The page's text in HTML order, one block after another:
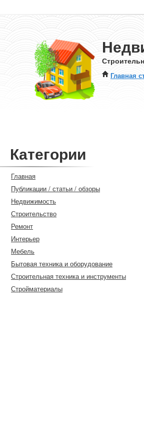
Главная
Категории
Главная
Публикации / статьи / обзоры
Недвижимость
Строительство
Ремонт
Интерьер
Мебель
Бытовая техника и оборудование
Строительная техника и инструменты
Стройматериалы